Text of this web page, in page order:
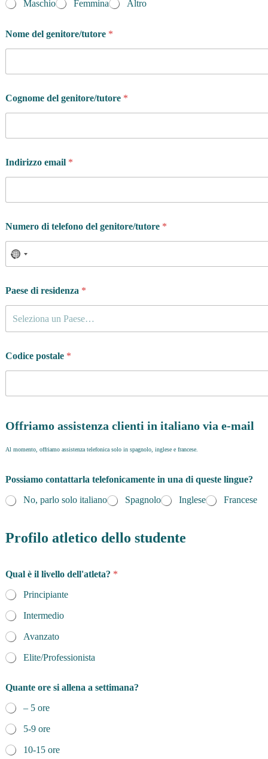
Maschio Femmina Altro
Nome del genitore/tutore *
Cognome del genitore/tutore *
Indirizzo email *
Numero di telefono del genitore/tutore *
Paese di residenza *
Seleziona un Paese…
Codice postale *
Offriamo assistenza clienti in italiano via e-mail
Al momento, offriamo assistenza telefonica solo in spagnolo, inglese e francese.
Possiamo contattarla telefonicamente in una di queste lingue?
No, parlo solo italiano
Spagnolo Inglese Francese
e
l
c
o
n
t
a
t
a
a
*
Profilo atletico dello studente
Qual è il livello dell'atleta? *
Principiante
Intermedio
Avanzato
Elite/Professionista
Quante ore si allena a settimana?
– 5 ore
5-9 ore
10-15 ore